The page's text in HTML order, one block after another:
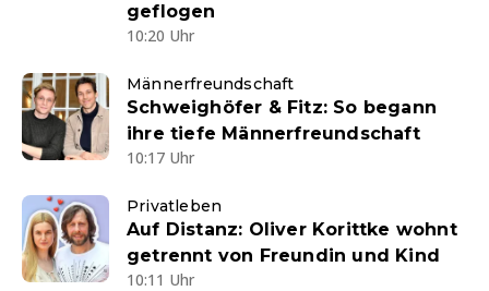
geflogen
10:20 Uhr
Männerfreundschaft
Schweighöfer & Fitz: So begann
ihre tiefe Männerfreundschaft
10:17 Uhr
Privatleben
Auf Distanz: Oliver Korittke wohnt
getrennt von Freundin und Kind
10:11 Uhr